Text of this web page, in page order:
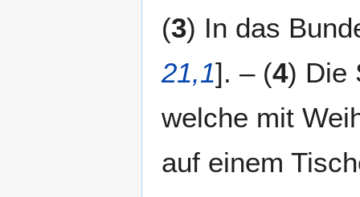
(3) In das
21,1]. – (4) Die
welche mit
auf einem